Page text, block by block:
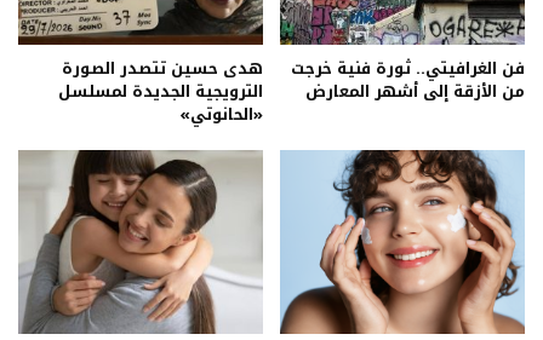
فن الغرافيتي.. ثورة فنية خرجت
من الأزقة إلى أشهر المعارض
هدى حسين تتصدر الصورة
الترويجية الجديدة لمسلسل
«الحانوتي»